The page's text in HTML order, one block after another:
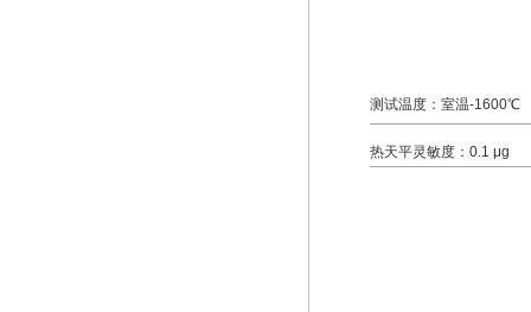
测试温度：室
热天平灵敏度：